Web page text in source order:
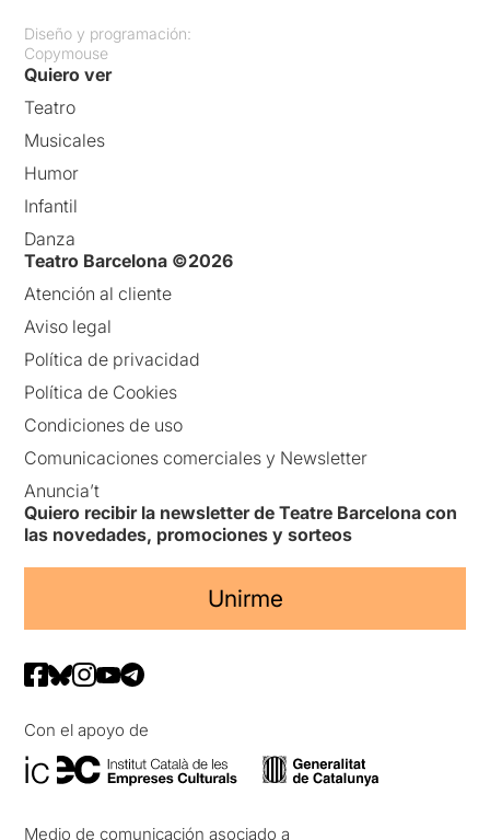
Diseño y programación:
Copymouse
Quiero ver
Teatro
Musicales
Humor
Infantil
Danza
Teatro Barcelona ©2026
Atención al cliente
Aviso legal
Política de privacidad
Política de Cookies
Condiciones de uso
Comunicaciones comerciales y Newsletter
Anuncia’t
Quiero recibir la newsletter de Teatre Barcelona con
las novedades, promociones y sorteos
Unirme
Con el apoyo de
Medio de comunicación asociado a